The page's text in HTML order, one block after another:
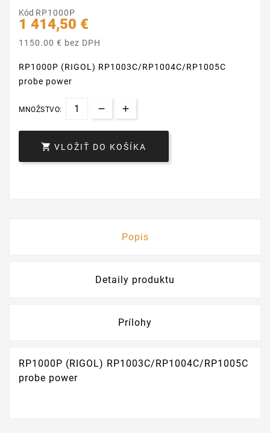
Kód RP1000P
1 414,50 €
1150.00 € bez DPH
RP1000P (RIGOL) RP1003C/RP1004C/RP1005C
probe power
MNOŽSTVO:
 VLOŽIŤ DO KOŠÍKA
Popis
Detaily produktu
Prílohy
RP1000P (RIGOL) RP1003C/RP1004C/RP1005C
probe power